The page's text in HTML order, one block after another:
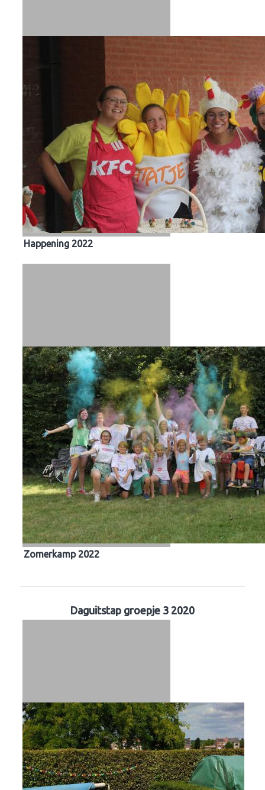
Happening 2022
Zomerkamp 2022
Daguitstap groepje 3 2020